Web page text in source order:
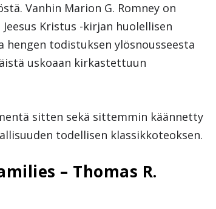
Vanhin Marion G. Romney on
Jeesus Kristus -kirjan huolellisen
todistuksen ylösnousseesta
uskoaan kirkastettuun
sitten sekä sittemmin käännetty
todellisen klassikkoteoksen.
– Thomas R.